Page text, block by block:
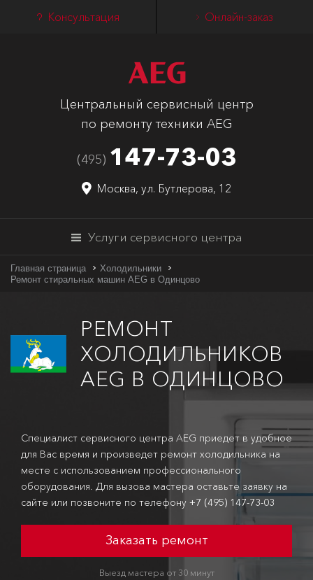
Консультация Онлайн-заказ
Центральный сервисный центр
по ремонту техники AEG
(495) 147-73-03
Москва, ул. Бутлерова, 12
Услуги сервисного центра
Главная страница
Холодильники
Ремонт стиральных машин AEG в Одинцово
РЕМОНТ
ХОЛОДИЛЬНИКОВ
AEG В ОДИНЦОВО
Специалист сервисного центра AEG приедет в удобное
для Вас время и произведет ремонт холодильника на
месте с использованием профессионального
оборудования. Для вызова мастера оставьте заявку на
сайте или позвоните по телефону +7 (495) 147-73-03
Заказать ремонт
Выезд мастера от 30 минут